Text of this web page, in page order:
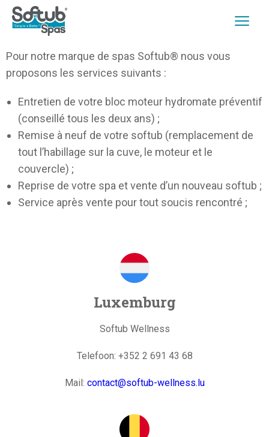
Pour notre marque de spas Softub® nous vous
proposons les services suivants :
Entretien de votre bloc moteur hydromate préventif
(conseillé tous les deux ans) ;
Remise à neuf de votre softub (remplacement de
tout l’habillage sur la cuve, le moteur et le
couvercle) ;
Reprise de votre spa et vente d’un nouveau softub ;
Service après vente pour tout soucis rencontré ;
Luxemburg
Softub Wellness
Telefoon: +352 2 691 43 68
Mail: contact@softub-wellness.lu